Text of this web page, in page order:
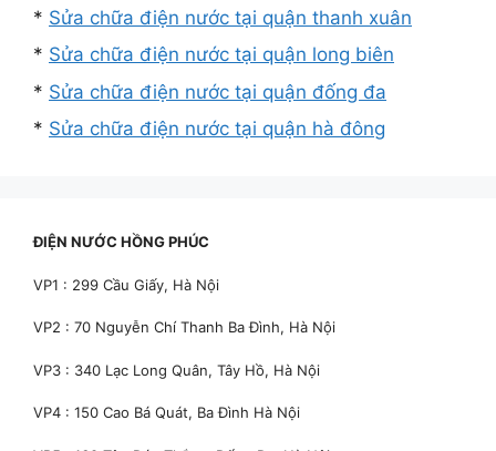
* Sửa chữa điện nước tại quận thanh xuân
* Sửa chữa điện nước tại quận long biên
* Sửa chữa điện nước tại quận đống đa
* Sửa chữa điện nước tại quận hà đông
ĐIỆN NƯỚC HỒNG PHÚC
VP1 : 299 Cầu Giấy, Hà Nội
VP2 : 70 Nguyễn Chí Thanh Ba Đình, Hà Nội
VP3 : 340 Lạc Long Quân, Tây Hồ, Hà Nội
VP4 : 150 Cao Bá Quát, Ba Đình Hà Nội